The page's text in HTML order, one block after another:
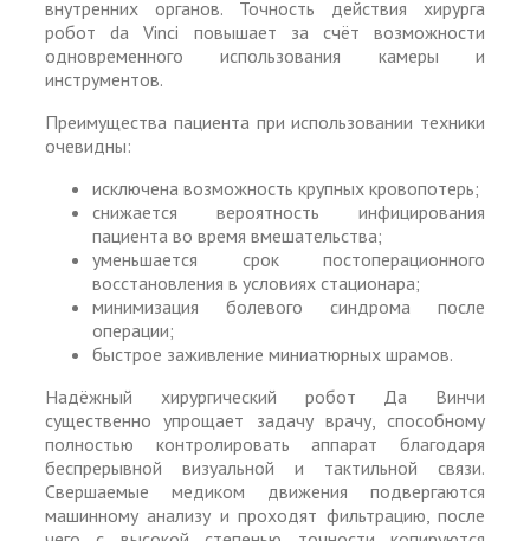
внутренних органов. Точность действия хирурга
робот da Vinci повышает за счёт возможности
одновременного использования камеры и
инструментов.
Преимущества пациента при использовании техники
очевидны:
исключена возможность крупных кровопотерь;
снижается вероятность инфицирования
пациента во время вмешательства;
уменьшается срок постоперационного
восстановления в условиях стационара;
минимизация болевого синдрома после
операции;
быстрое заживление миниатюрных шрамов.
Надёжный хирургический робот Да Винчи
существенно упрощает задачу врачу, способному
полностью контролировать аппарат благодаря
беспрерывной визуальной и тактильной связи.
Свершаемые медиком движения подвергаются
машинному анализу и проходят фильтрацию, после